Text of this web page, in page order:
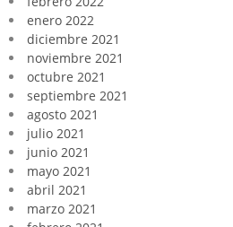
enero 2022
diciembre 2021
noviembre 2021
octubre 2021
septiembre 2021
agosto 2021
julio 2021
junio 2021
mayo 2021
abril 2021
marzo 2021